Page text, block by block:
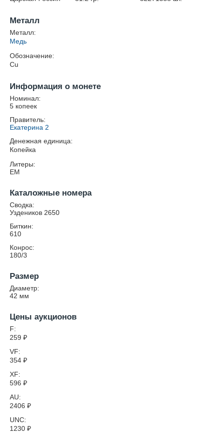
Металл
Металл:
Медь
Обозначение:
Cu
Информация о монете
Номинал:
5 копеек
Правитель:
Екатерина 2
Денежная единица:
Копейка
Литеры:
ЕМ
Каталожные номера
Сводка:
Уздеников 2650
Биткин:
610
Конрос:
180/3
Размер
Диаметр:
42 мм
Цены аукционов
F:
259 ₽
VF:
354 ₽
XF:
596 ₽
AU:
2406 ₽
UNC:
1230 ₽